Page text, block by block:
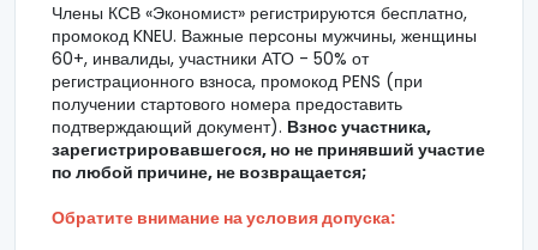
Члены КСВ «Экономист» регистрируются бесплатно,
промокод KNEU. Важные персоны мужчины, женщины
60+, инвалиды, участники АТО - 50% от
регистрационного взноса, промокод PENS (при
получении стартового номера предоставить
подтверждающий документ). Взнос участника,
зарегистрировавшегося, но не принявший участие
по любой причине, не возвращается;
Обратите внимание на условия допуска: